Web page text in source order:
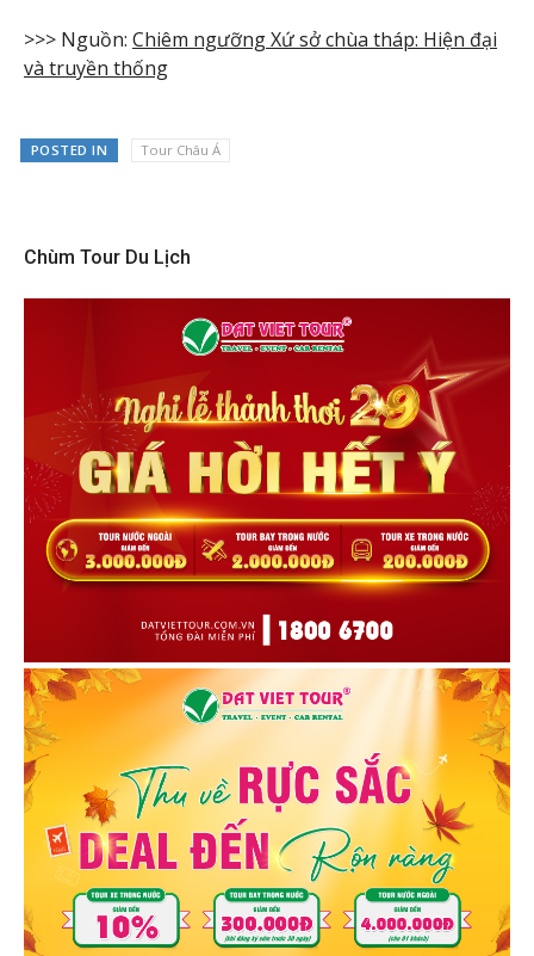
>>> Nguồn: Chiêm ngưỡng Xứ sở chùa tháp: Hiện đại
và truyền thống
POSTED IN Tour Châu Á
Chùm Tour Du Lịch